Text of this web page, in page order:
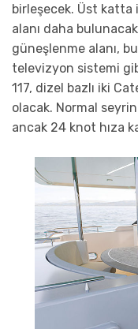
birleşecek. Üst katta
alanı daha
güneşlenme alanı,
televizyon sistemi
117, dizel bazlı iki
olacak. Normal
ancak 24 knot hıza